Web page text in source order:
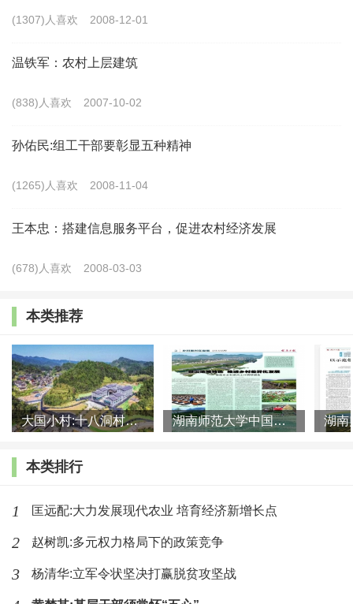
低，已无法像其父辈一样随时可以融入乡村生活，在乡村无
所事事的情况下从事违法犯罪活动的可能性也是徒然增大，
空心化和老年妇孺化的特征明显，在社会治安问题中常见的
外来人员流窜作案。有时，这种外来的流窜作案的地域性、
流行电子支付，存放于家中的货币并不多，加上老人小孩平
量的如打架斗殴、赌博等社会治安问题，则多集中在农民工
回乡探亲比较集中的节令时节，不过由于大家在家乡的时间
短，这类案件造成的社会不良影响波及面也并不是很大。但
人员增多，势必会将一些黄赌毒、打架斗殴、寻衅滋事等治
二、被迫返乡农民工给乡村社会治安治理带来新挑战
身份意识再塑造带来新挑战。城乡二元结构的存在，城
里人与乡村人的身份辨别认知，让广大的进城务工人员常常
(1307)人喜欢 2008-12-01
温铁军：农村上层建筑
(838)人喜欢 2007-10-02
孙佑民:组工干部要彰显五种精神
(1265)人喜欢 2008-11-04
王本忠：搭建信息服务平台，促进农村经济发展
(678)人喜欢 2008-03-03
本类推荐
大国小村:十八洞村的现代变迁是一道美丽的风景线 湖南师范大学中国乡村振兴研究院课题组:突出地域特色 推进乡村
本类排行
1 匡远配:大力发展现代农业 培育经济新增长点
2 赵树凯:多元权力格局下的政策竞争
3 杨清华:立军令状坚决打赢脱贫攻坚战